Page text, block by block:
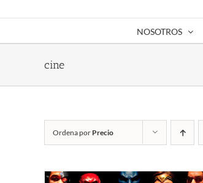
NOSOTROS
cine
Ordena por Precio